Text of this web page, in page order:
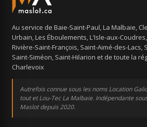
Au service de Baie-Saint-Paul, La Malbaie,
Urbain, Les Éboulements, L'Isle-aux-
Rivière-Saint-François, Saint-Aimé-des-Lacs,
Saint-Siméon, Saint-Hilarion et de toute la
Charlevoix
Autrefois connue sous les noms Location
tout et Lou-Tec La Malbaie. Indépendante
Maslot depuis 2020.